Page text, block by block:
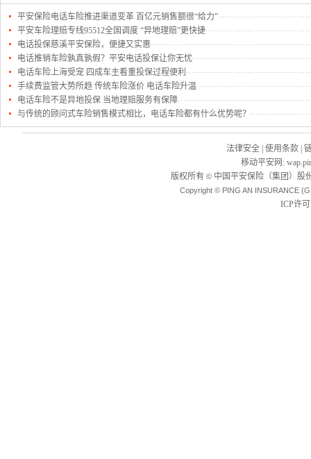
平安保险电话车险推进渠道变革 百亿元销售额很“给力”
平安车险理赔专线95512全国调度 “异地理赔”更快捷
电话投保慈溪平安保险，便捷又实惠
电话推销车险孰真孰假？平安电话投保让你无忧
电话车险上海受宠 四成车主看重投保过程便利
手续费监管大势所趋 传统车险涨价 电话车险升温
电话车险不是异地投保 当地理赔服务有保障
与传统的顾问式车险销售模式相比，电话车险都有什么优势呢？
法律安全 使用条款
移动平安网 :
版权所有 ©中国平安保险（集团）股
Copyright © PING AN INSURANCE
ICP许